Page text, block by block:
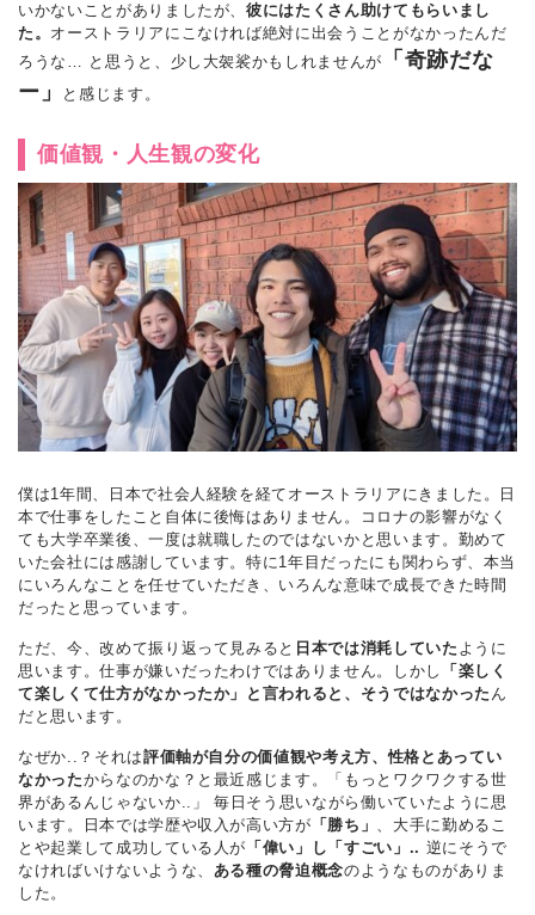
いかないことがありましたが、彼にはたくさん助けてもらいまし
た。 オーストラリアにこなければ絶対に出会うことがなかったんだ
ろうな… と思うと、少し大袈裟かもしれませんが
「奇跡だな
ー」
と感じます。
価値観・人生観の変化
僕は1年間、日本で社会人経験を経てオーストラリアにきました。日
本で仕事をしたこと自体に後悔はありません。コロナの影響がなく
ても大学卒業後、一度は就職したのではないかと思います。勤めて
いた会社には感謝しています。特に1年目だったにも関わらず、本当
にいろんなことを任せていただき、いろんな意味で成長できた時間
だったと思っています。
ただ、今、改めて振り返って見みると 日本では消耗していた ように
思います。仕事が嫌いだったわけではありません。しかし
「楽しく
て楽しくて仕方がなかったか」と言われると、そうではなかった ん
だと思います。
なぜか..？それは評価軸が自分の価値観や考え方、性格とあってい
なかったからなのかな？と最近感じます。「もっとワクワクする世
界があるんじゃないか..」 毎日そう思いながら働いていたように思
います。日本では学歴や収入が高い方が 「勝ち」 、大手に勤めるこ
とや起業して成功している人が 「偉い」し「すごい」.. 逆にそうで
なければいけないような、 ある種の脅迫概念のようなものがありま
した。